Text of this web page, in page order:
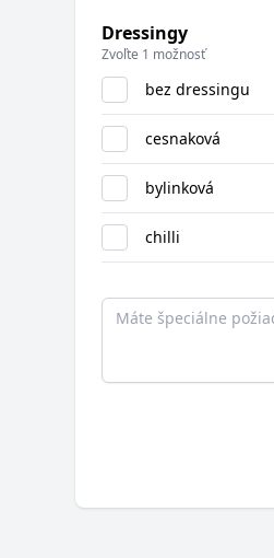
Dressingy
Zvoľte 1 možnosť
bez dressingu
cesnaková
bylinková
chilli
Poznámka